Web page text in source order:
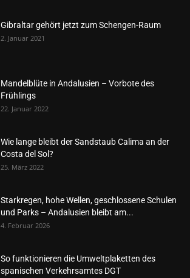
Gibraltar gehört jetzt zum Schengen-Raum
2. Januar 2021
Mandelblüte in Andalusien – Vorbote des
Frühlings
22. Januar 2022
Wie lange bleibt der Sandstaub Calima an der
Costa del Sol?
25. März 2022
Starkregen, hohe Wellen, geschlossene Schulen
und Parks – Andalusien bleibt am...
4. Februar 2026
So funktionieren die Umweltplaketten des
spanischen Verkehrsamtes DGT